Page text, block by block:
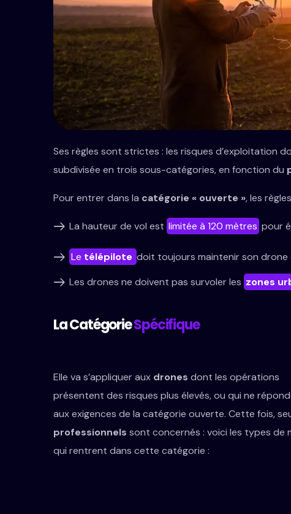
Ses règles sont strictes : les risques d’exploitation
subdivisée en trois sous-catégories, en fonction du
Pour entrer dans la catégorie « ouverte », les
La hauteur de vol est limitée à 120 mètres pour
Le télépilote doit toujours maintenir son drone
Les drones ne doivent pas survoler les zones
La CatégorieSpécifique
Elle va s’appliquer aux drones dont les opérations
présentent des risques plus élevés, ou qui ne
aux exigences de la catégorie ouverte. Cette fois,
professionnels sont concernés : voici les types de
qui rentrent dans cette catégorie :